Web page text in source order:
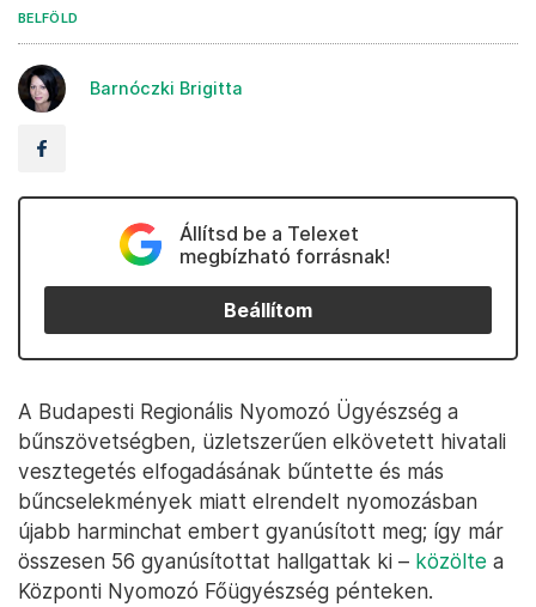
BELFÖLD
Barnóczki Brigitta
Állítsd be a Telexet
megbízható forrásnak!
Beállítom
A Budapesti Regionális Nyomozó Ügyészség a
bűnszövetségben, üzletszerűen elkövetett hivatali
vesztegetés elfogadásának bűntette és más
bűncselekmények miatt elrendelt nyomozásban
újabb harminchat embert gyanúsított meg; így már
összesen 56 gyanúsítottat hallgattak ki – közölte a
Központi Nyomozó Főügyészség pénteken.